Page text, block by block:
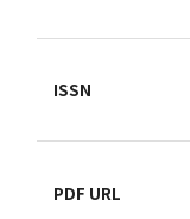
ISSN
PDF URL